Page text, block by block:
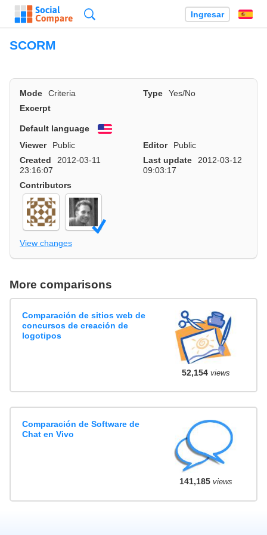
Ingresar
SCORM
Mode Criteria Type
Yes/No
Excerpt
Default language
English
Viewer
Public Editor
Public
Created
2012-03-11
23:16:07
Last update
2012-03-12
09:03:17
Contributors
View changes
More comparisons
Comparación de sitios web de
concursos de creación de
logotipos
52,154views
Comparación de Software de
Chat en Vivo
141,185views